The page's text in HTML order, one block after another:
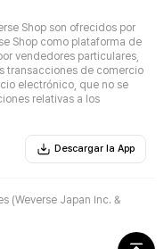
Shop son ofrecidos por
Shop como plataforma de
vendedores particulares,
transacciones de comercio
electrónico, que no se
relativas a los
Descargar la App
(Weverse Japan Inc. &